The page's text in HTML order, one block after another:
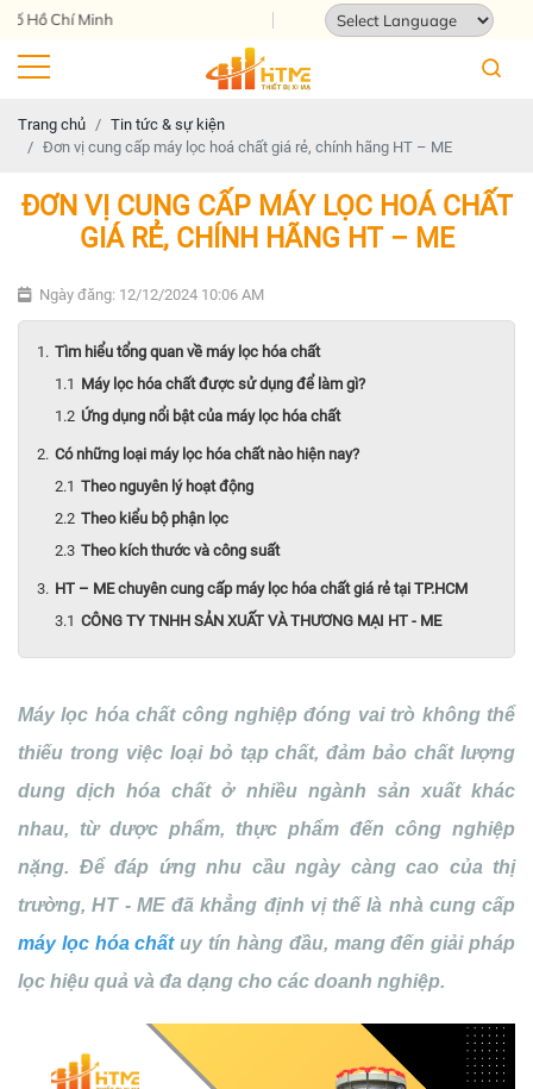
Chí Minh
Trang chủ
Tin tức & sự kiện
Đơn vị cung cấp máy lọc hoá chất giá rẻ, chính hãng HT – ME
ĐƠN VỊ CUNG CẤP MÁY LỌC HOÁ CHẤT
GIÁ RẺ, CHÍNH HÃNG HT – ME
Ngày đăng: 12/12/2024 10:06 AM
Tìm hiểu tổng quan về máy lọc hóa chất
Máy lọc hóa chất được sử dụng để làm gì?
Ứng dụng nổi bật của máy lọc hóa chất
Có những loại máy lọc hóa chất nào hiện nay?
Theo nguyên lý hoạt động
Theo kiểu bộ phận lọc
Theo kích thước và công suất
HT – ME chuyên cung cấp máy lọc hóa chất giá rẻ tại TP.HCM
CÔNG TY TNHH SẢN XUẤT VÀ THƯƠNG MẠI HT - ME
Máy lọc hóa chất công nghiệp đóng vai trò không thể
thiếu trong việc loại bỏ tạp chất, đảm bảo chất lượng
dung dịch hóa chất ở nhiều ngành sản xuất khác
nhau, từ dược phẩm, thực phẩm đến công nghiệp
nặng. Để đáp ứng nhu cầu ngày càng cao của thị
trường, HT - ME đã khẳng định vị thế là nhà cung cấp
máy lọc hóa chấtuy tín hàng đầu, mang đến giải pháp
lọc hiệu quả và đa dạng cho các doanh nghiệp.